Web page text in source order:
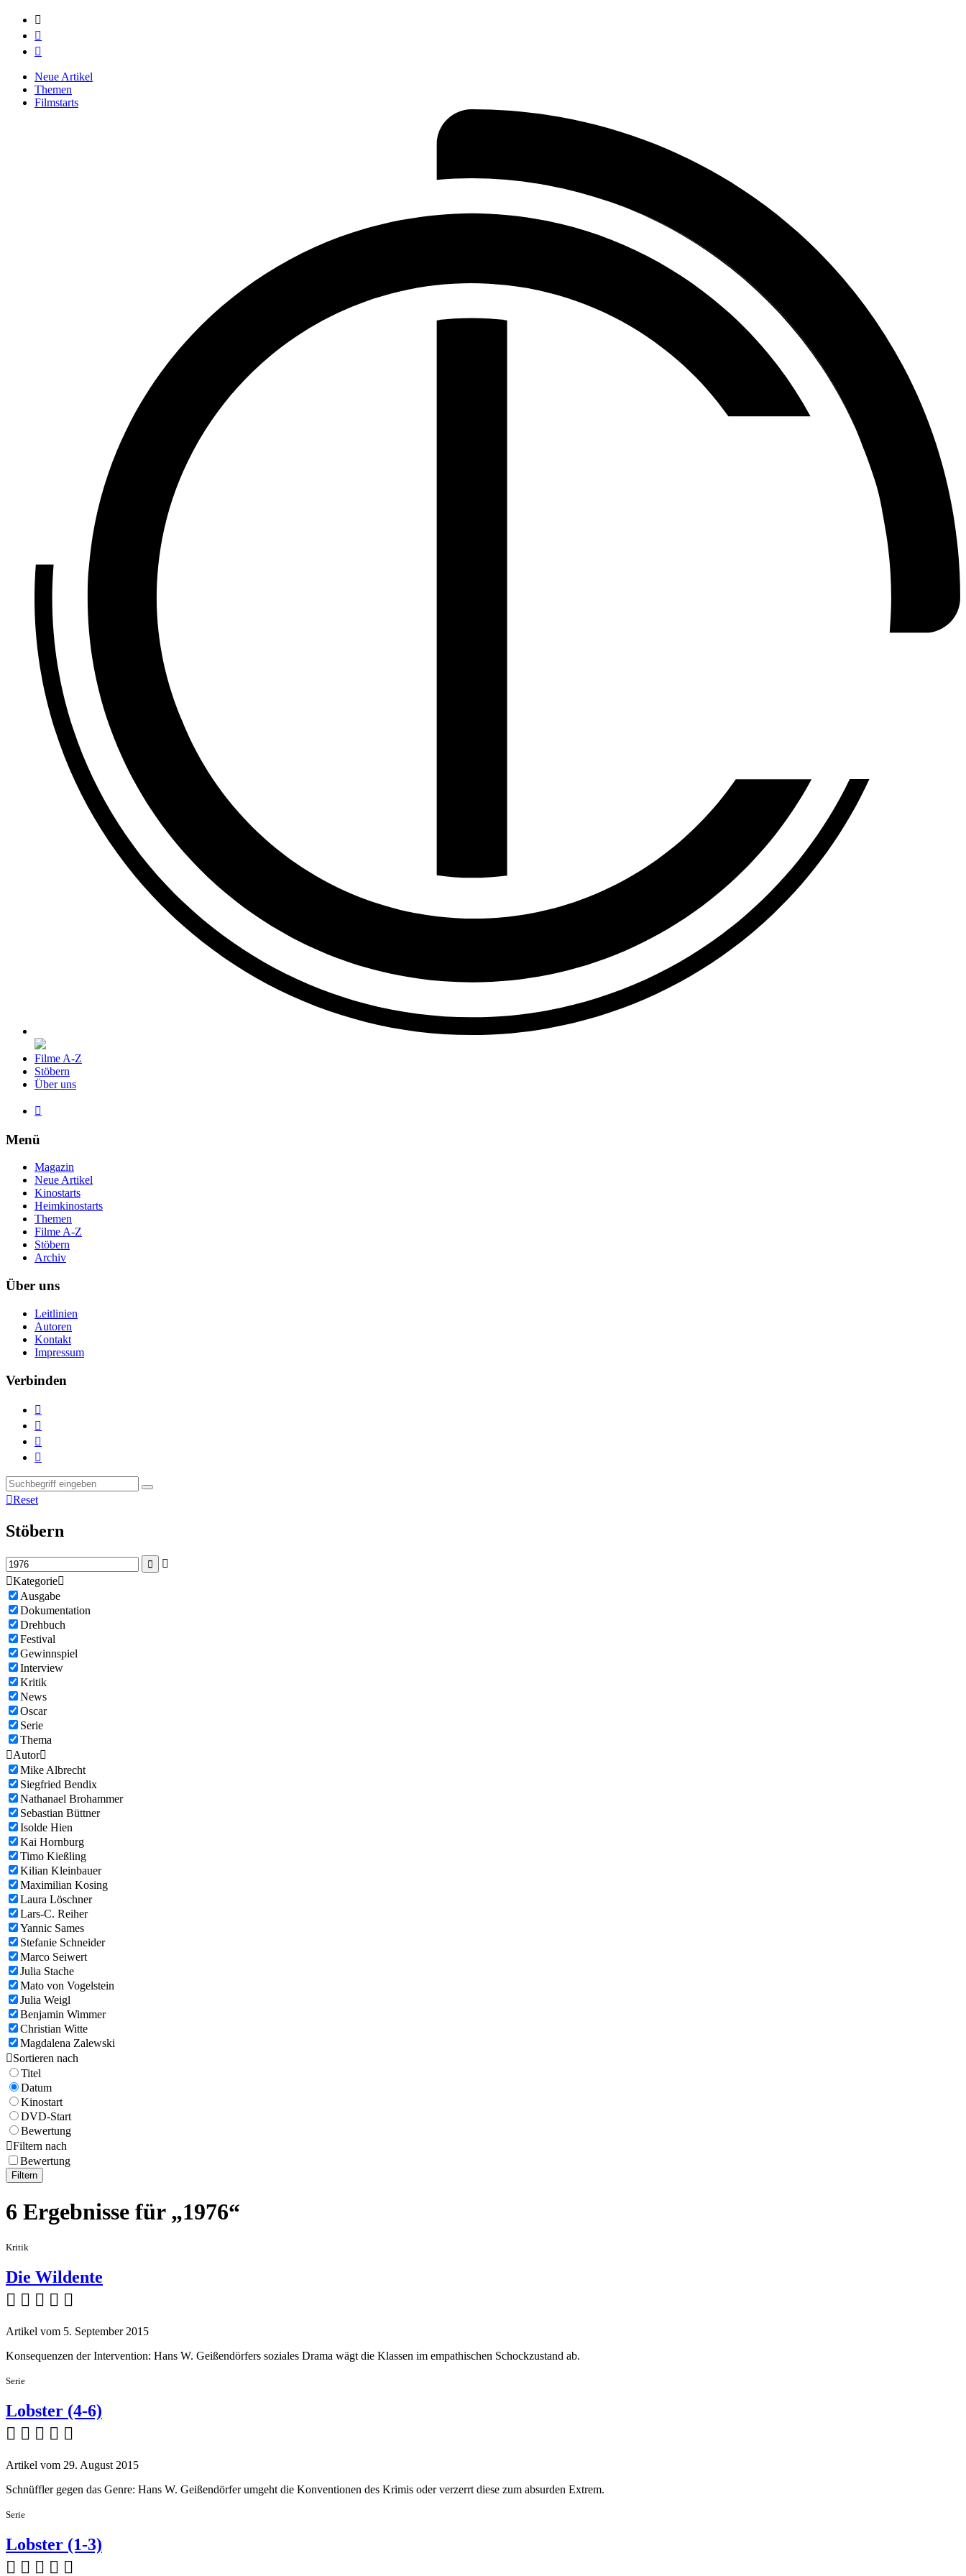



Neue Artikel
Themen
Filmstarts
Filme A-Z
Stöbern
Über uns

Menü
Magazin
Neue Artikel
Kinostarts
Heimkinostarts
Themen
Filme A-Z
Stöbern
Archiv
Über uns
Leitlinien
Autoren
Kontakt
Impressum
Verbinden




Reset
Stöbern


Kategorie
Ausgabe
Dokumentation
Drehbuch
Festival
Gewinnspiel
Interview
Kritik
News
Oscar
Serie
Thema
Autor
Mike Albrecht
Siegfried Bendix
Nathanael Brohammer
Sebastian Büttner
Isolde Hien
Kai Hornburg
Timo Kießling
Kilian Kleinbauer
Maximilian Kosing
Laura Löschner
Lars-C. Reiher
Yannic Sames
Stefanie Schneider
Marco Seiwert
Julia Stache
Mato von Vogelstein
Julia Weigl
Benjamin Wimmer
Christian Witte
Magdalena Zalewski
Sortieren nach
Titel
Datum
Kinostart
DVD-Start
Bewertung
Filtern nach
Bewertung
Filtern
6 Ergebnisse für „1976“
Kritik
Die Wildente
    
Artikel vom 5. September 2015
Konsequenzen der Intervention: Hans W. Geißendörfers soziales Drama wägt die Klassen im empathischen Schockzustand ab.
Serie
Lobster (4-6)
    
Artikel vom 29. August 2015
Schnüffler gegen das Genre: Hans W. Geißendörfer umgeht die Konventionen des Krimis oder verzerrt diese zum absurden Extrem.
Serie
Lobster (1-3)
    